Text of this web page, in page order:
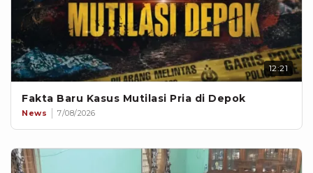
12:21
Fakta Baru Kasus Mutilasi Pria di Depok
News 7/08/2026